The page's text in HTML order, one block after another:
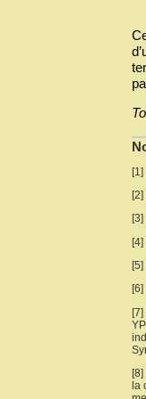
[1 ]
[2]
[3]
[4]
[5]
[6]
[7]
[8]
la